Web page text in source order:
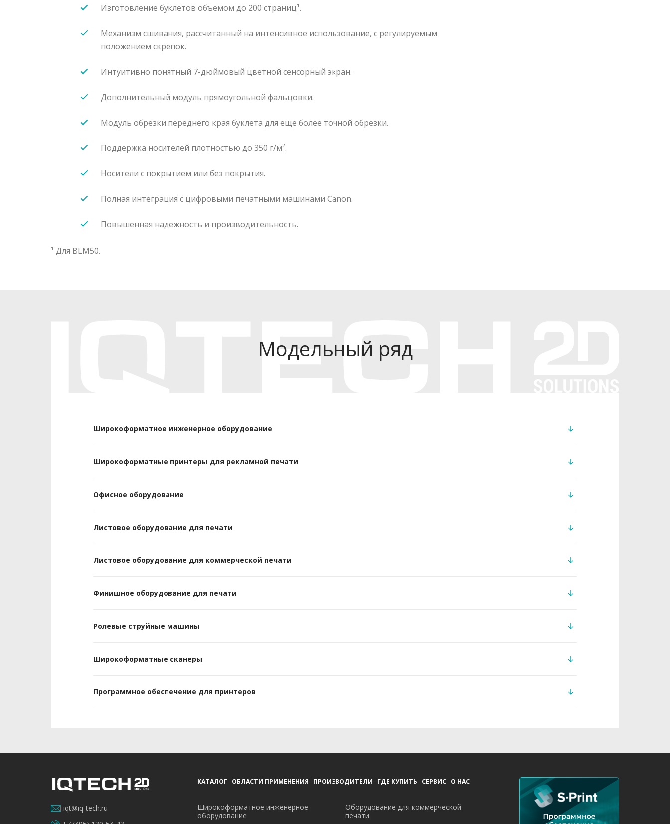
Изготовление буклетов объемом до 200 страниц¹.
Механизм сшивания, рассчитанный на интенсивное использование, с регулируемым
положением скрепок.
Интуитивно понятный 7-дюймовый цветной сенсорный экран.
Дополнительный модуль прямоугольной фальцовки.
Модуль обрезки переднего края буклета для еще более точной обрезки.
Поддержка носителей плотностью до 350 г/м².
Носители с покрытием или без покрытия.
Полная интеграция с цифровыми печатными машинами Canon.
Повышенная надежность и производительность.
¹ Для BLM50.
Модельный ряд
Широкоформатное инженерное оборудование
Широкоформатные принтеры для рекламной печати
Офисное оборудование
Листовое оборудование для печати
Листовое оборудование для коммерческой печати
Финишное оборудование для печати
Ролевые струйные машины
Широкоформатные сканеры
Программное обеспечение для принтеров
КАТАЛОГ ОБЛАСТИ ПРИМЕНЕНИЯ ПРОИЗВОДИТЕЛИ ГДЕ КУПИТЬ СЕРВИС О НАС
iqt@iq-tech.ru
Широкоформатное инженерное
оборудование
Оборудование для коммерческой
печати